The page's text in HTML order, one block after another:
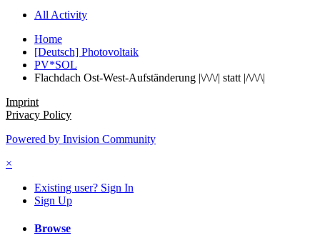
All Activity
Home
[Deutsch] Photovoltaik
PV*SOL
Flachdach Ost-West-Aufständerung |\/\/\/| statt |/\/\/\|
Imprint
Privacy Policy
Powered by Invision Community
×
Existing user? Sign In
Sign Up
Browse